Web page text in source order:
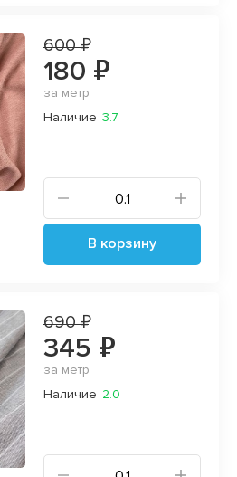
600 ₽
180 ₽
за метр
Наличие 3.7
В корзину
690 ₽
345 ₽
за метр
Наличие 2.0